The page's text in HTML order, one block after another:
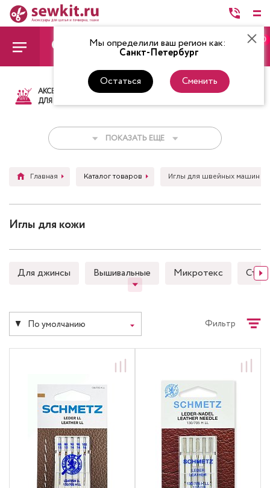
Мы определили ваш регион как:
Санкт-Петербург
Остаться Сменить
0
АКСЕССУАРЫ
ДЛЯ ШИТЬЯ
ТКАНИ НИТКИ
ПОКАЗАТЬ ЕЩЕ
Главная Каталог товаров Иглы для швейных машин
Иглы для кожи
Для джинсы Вышивальные Микротекс
По умолчанию Фильтр